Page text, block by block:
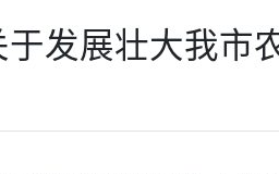
于发展壮大我市